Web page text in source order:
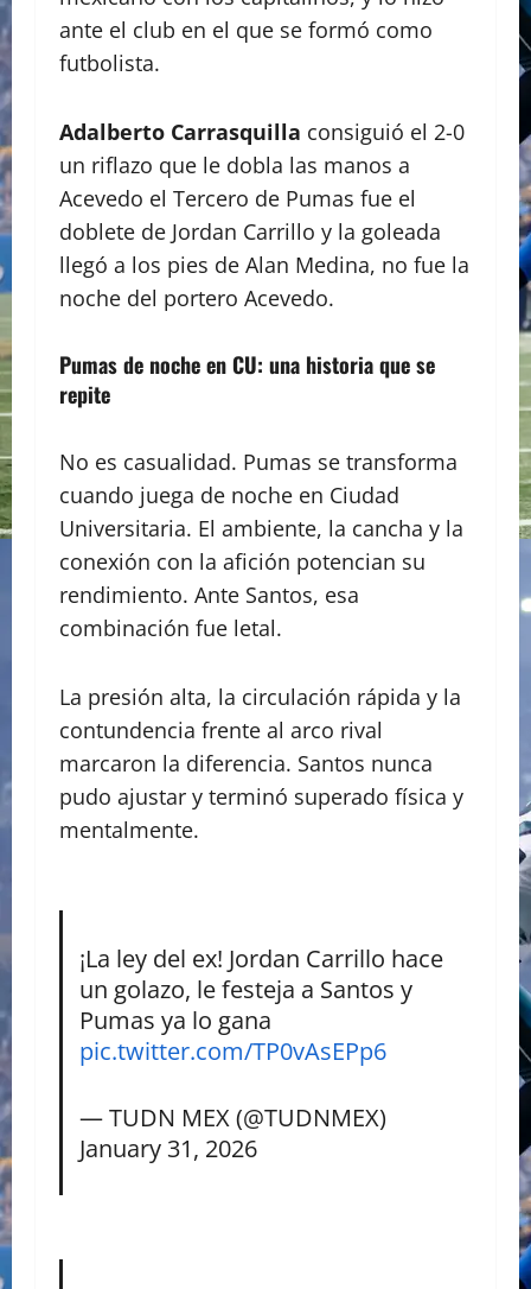
ante el club en el que se formó como
futbolista.
Adalberto Carrasquilla consiguió el 2-0
un riflazo que le dobla las manos a
Acevedo el Tercero de Pumas fue el
doblete de Jordan Carrillo y la goleada
llegó a los pies de Alan Medina, no fue la
noche del portero Acevedo.
Pumas de noche en CU: una historia que se
repite
No es casualidad. Pumas se transforma
cuando juega de noche en Ciudad
Universitaria. El ambiente, la cancha y la
conexión con la afición potencian su
rendimiento. Ante Santos, esa
combinación fue letal.
La presión alta, la circulación rápida y la
contundencia frente al arco rival
marcaron la diferencia. Santos nunca
pudo ajustar y terminó superado física y
mentalmente.
¡La ley del ex! Jordan Carrillo hace
un golazo, le festeja a Santos y
Pumas ya lo gana
pic.twitter.com/TP0vAsEPp6
— TUDN MEX (@TUDNMEX)
January 31, 2026